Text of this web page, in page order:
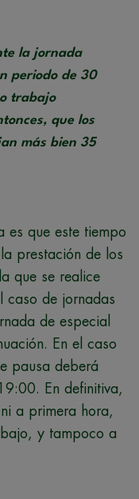
la jornada
periodo de 30
trabajo
que los
más bien 35
es que este tiempo
prestación de los
que se realice
de jornadas
de especial
En el caso
pausa deberá
En definitiva,
a primera hora,
y tampoco a